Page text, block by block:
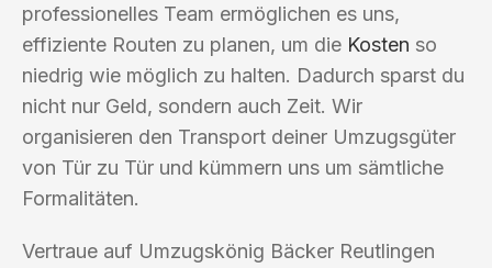
professionelles Team ermöglichen es uns,
effiziente Routen zu planen, um die Kosten so
niedrig wie möglich zu halten. Dadurch sparst du
nicht nur Geld, sondern auch Zeit. Wir
organisieren den Transport deiner Umzugsgüter
von Tür zu Tür und kümmern uns um sämtliche
Formalitäten.
Vertraue auf Umzugskönig Bäcker Reutlingen